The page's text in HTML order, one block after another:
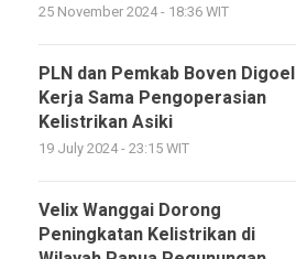
25 November 2024 - 18:36 WIT
PLN dan Pemkab Boven Digoel
Kerja Sama Pengoperasian
Kelistrikan Asiki
19 July 2024 - 23:15 WIT
Velix Wanggai Dorong
Peningkatan Kelistrikan di